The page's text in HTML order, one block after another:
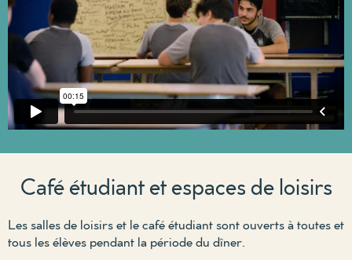
Café étudiant et espaces de loisirs
Les salles de loisirs et le café étudiant sont ouverts à toutes et
tous les élèves pendant la période du dîner.